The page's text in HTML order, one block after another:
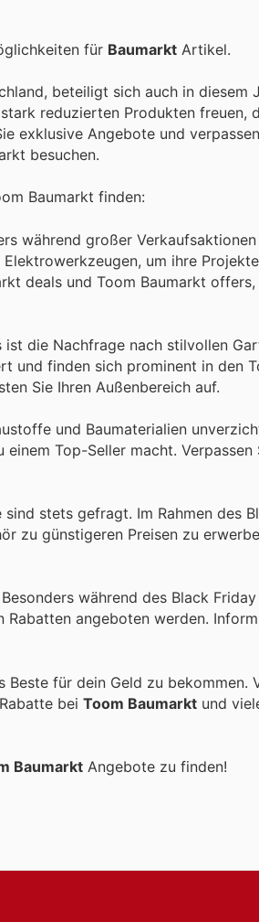
für Baumarkt Artikel.
beteiligt sich auch in diesem
reduzierten Produkten freuen,
exklusive Angebote und
besuchen.
Baumarkt finden:
während großer
um ihre Projekte
deals und Toom Baumarkt offers,
ist die Nachfrage nach stilvollen
und finden sich prominent in den
Sie Ihren Außenbereich auf.
und Baumaterialien
Top-Seller macht. Verpassen
stets gefragt. Im Rahmen des
zu günstigeren Preisen zu
während des Black
angeboten werden.
für dein Geld zu bekommen.
bei Toom Baumarkt und
Baumarkt Angebote zu finden!